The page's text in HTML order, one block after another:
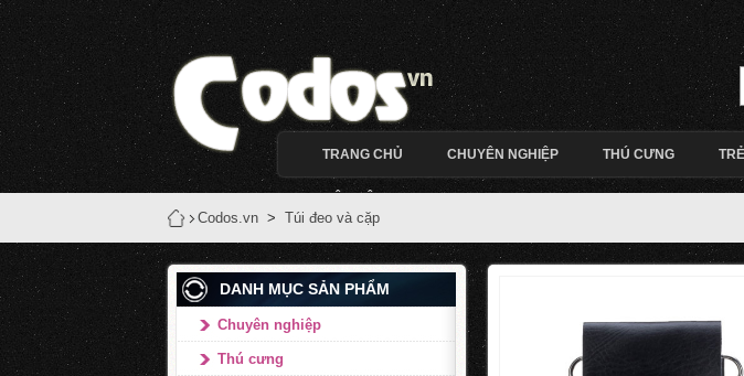
TRANG CHỦ CHUYÊN NGHIỆP THÚ CƯNG
Codos.vn > Túi đeo và cặp
DANH MỤC SẢN PHẨM
Chuyên nghiệp
Thú cưng